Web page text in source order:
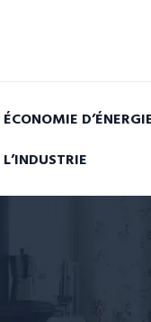
ÉCONOMIE
L’INDUSTRIE